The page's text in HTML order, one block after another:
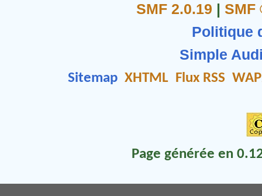
SMF 2.0.19 | SMF
Politique
Simple
Sitemap XHTML Flux RSS
Page générée en